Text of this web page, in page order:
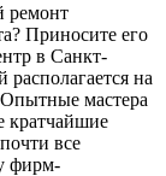
ремонт
Приносите его
в Санкт-
располагается на
мастера
кратчайшие
все
фирм-